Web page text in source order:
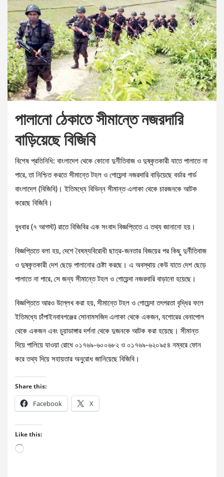
পালানো ঠেকাতে সীমান্তে নজরদারি
বাড়িয়েছে বিজিবি
বিশেষ প্রতিনিধি: বাংলাদেশ থেকে কোনো দুর্নীতিবাজ ও দুষ্কৃতকারী যাতে পালাতে না
পারে, তা নিশ্চিত করতে সীমান্তে টহল ও গোয়েন্দা নজরদারি বাড়িয়েছে বর্ডার গার্ড
বাংলাদেশ (বিজিবি)। ইতিমধ্যে বিভিন্ন সীমান্ত এলাকা থেকে চারজনকে আটক
করেছে বিজিবি।
বুধবার (৭ আগস্ট) রাতে বিজিবির এক সংবাদ বিজ্ঞপ্তিতে এ তথ্য জানানো হয়।
বিজ্ঞপ্তিতে বলা হয়, দেশে বৈষম্যবিরোধী ছাত্র-জনতার বিজয়ের পর কিছু দুর্নীতিবাজ
ও দুষ্কৃতকারী দেশ ছেড়ে পালানোর চেষ্টা করছে। এ অবস্থায় কেউ যাতে দেশ ছেড়ে
পালাতে না পারে, সে জন্য সীমান্তে টহল ও গোয়েন্দা নজরদারি বাড়ানো হয়েছে।
বিজ্ঞপ্তিতে আরও উল্লেখ করা হয়, সীমান্তে টহল ও গোয়েন্দা তৎপরতা বৃদ্ধির ফলে
ইতিমধ্যে চাঁপাইনবাবগঞ্জের সোনামসজিদ এলাকা থেকে একজন, যশোরের বেনাপোল
থেকে একজন এবং চুয়াডাঙ্গার দর্শনা থেকে দুজনকে আটক করা হয়েছে। সীমান্ত
দিয়ে পালিয়ে যাওয়া রোধে ০১৭৬৯-৬০০৬৮২ ও ০১৭৬৯-৬২০৯৫৪ নম্বরে ফোন
করে তথ্য দিয়ে সহায়তার অনুরোধ জানিয়েছে বিজিবি।
Share this:
Facebook X
Like this:
Loading…